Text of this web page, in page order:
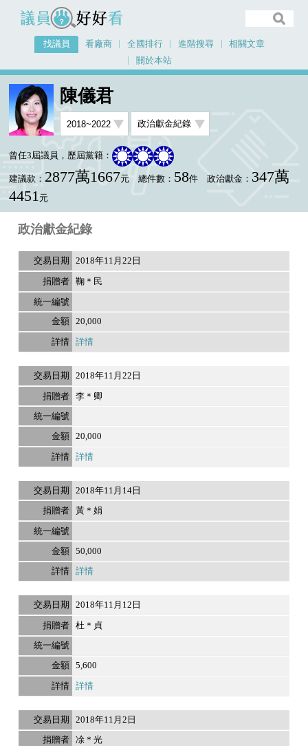
議員好好看
找議員 看廠商 全國排行 進階搜尋
相關文章
關於本站
首頁 找議員
陳儀君
曾任3屆議員，歷屆黨籍：
建議款： 2877萬1667元 總件數： 58件 政治獻金： 347萬
4451元
政治獻金紀錄
2018年11月22日
鞠＊民
20,000
詳情
2018年11月22日
李＊卿
20,000
詳情
2018年11月14日
黃＊娟
50,000
詳情
2018年11月12日
杜＊貞
5,600
詳情
2018年11月2日
凃＊光